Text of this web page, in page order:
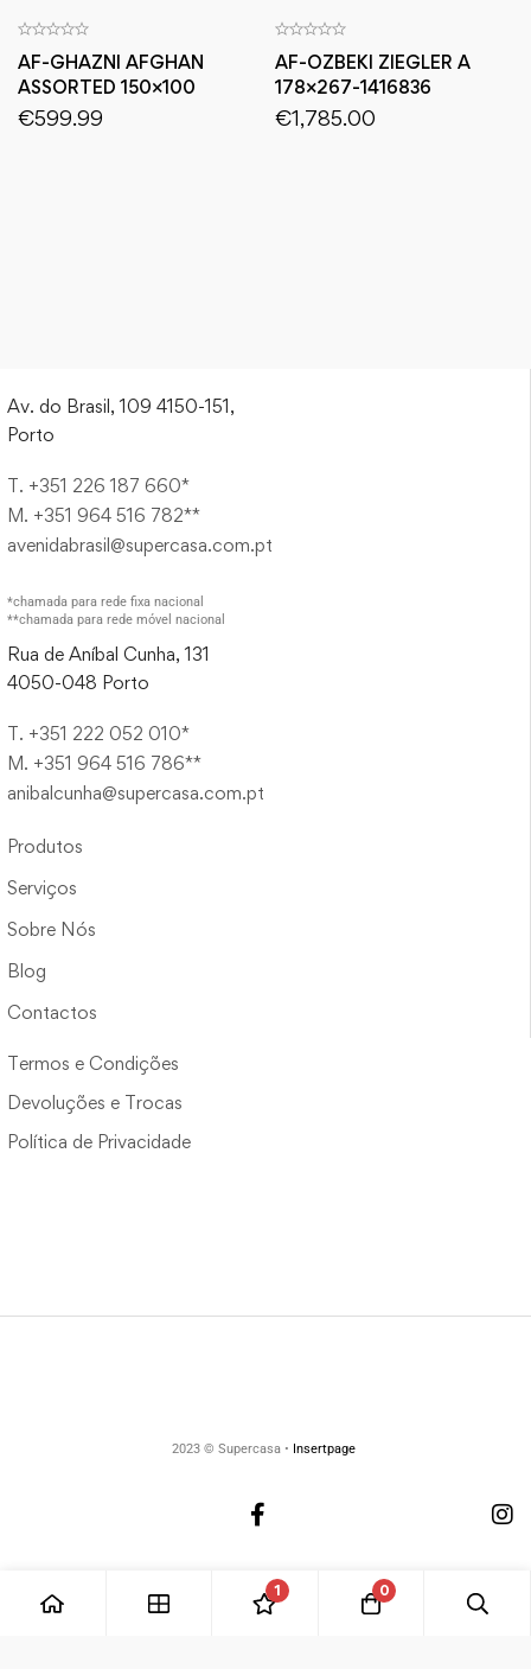
AF-GHAZNI AFGHAN
ASSORTED 150×100
€599.99
AF-OZBEKI ZIEGLER A
178×267-1416836
€1,785.00
Av. do Brasil, 109 4150-151,
Porto
T. +351 226 187 660*
M. +351 964 516 782**
avenidabrasil@supercasa.com.pt
*chamada para rede fixa nacional
**chamada para rede móvel nacional
Rua de Aníbal Cunha, 131
4050-048 Porto
T. +351 222 052 010*
M. +351 964 516 786**
anibalcunha@supercasa.com.pt
Produtos
Serviços
Sobre Nós
Blog
Contactos
Termos e Condições
Devoluções e Trocas
Política de Privacidade
2023 © Supercasa • Insertpage
1 0